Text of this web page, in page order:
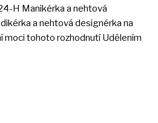
H Manikérka a nehtová
a nehtová designérka na
moci tohoto rozhodnutí Udělením